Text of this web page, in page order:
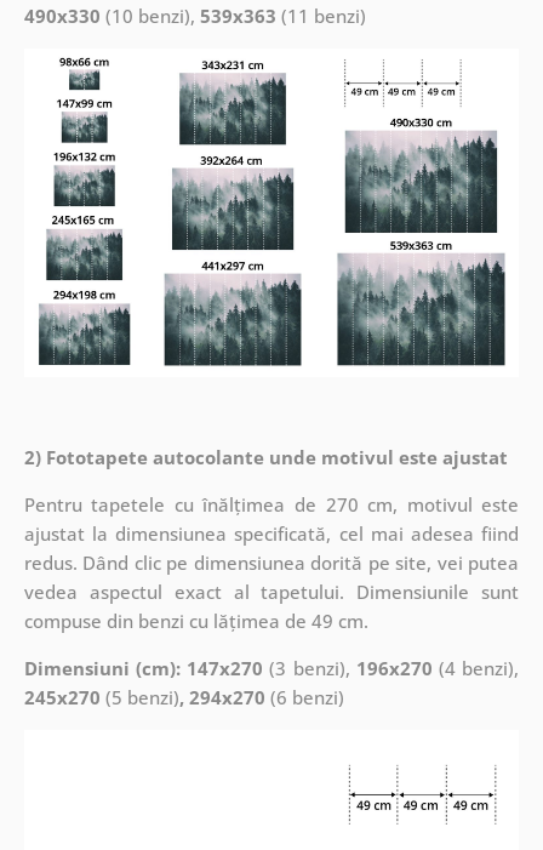
490x330 (10 benzi), 539x363 (11 benzi)
2) Fototapete autocolante unde motivul este ajustat
Pentru tapetele cu înălțimea de 270 cm, motivul este
ajustat la dimensiunea specificată, cel mai adesea fiind
redus. Dând clic pe dimensiunea dorită pe site, vei putea
vedea aspectul exact al tapetului. Dimensiunile sunt
compuse din benzi cu lățimea de 49 cm.
Dimensiuni (cm): 147x270 (3 benzi), 196x270 (4 benzi),
245x270 (5 benzi), 294x270 (6 benzi)